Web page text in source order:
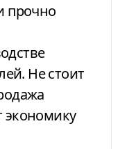
прочно
Не стоит
экономику